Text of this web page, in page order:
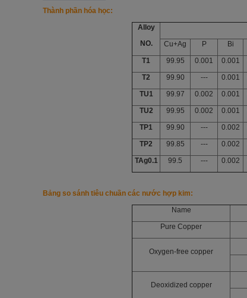
Thành phần hóa học:
Alloy
NO.
Cu+Ag
P Bi
T1
99.95 0.001 0.001
T2
99.90 --- 0.001
TU1
99.97 0.002 0.001
TU2
99.95 0.002 0.001
TP1
99.90 --- 0.002
TP2
99.85 --- 0.002
TAg0.1
99.5 --- 0.002
Bảng so sánh tiêu chuần các nước hợp kim:
Name
Pure Copper
Oxygen-free copper
Deoxidized copper